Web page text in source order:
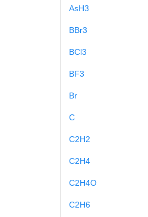
AsH3
BBr3
BCl3
BF3
Br
C
C2H2
C2H4
C2H4O
C2H6